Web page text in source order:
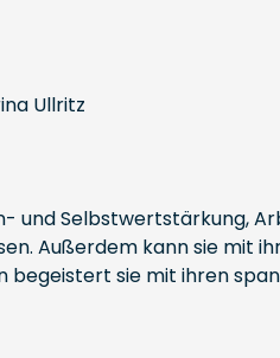
und Selbstwertstärkung,
Außerdem kann sie mit
begeistert sie mit ihren